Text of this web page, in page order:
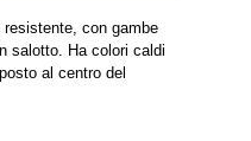
con gambe
salotto. Ha colori caldi
al centro del